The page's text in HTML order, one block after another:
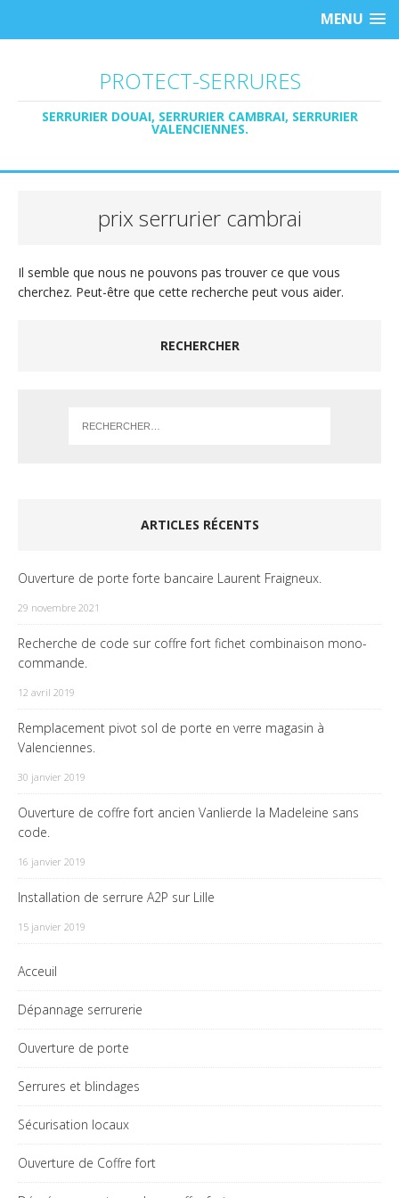
MENU
PROTECT-SERRURES
SERRURIER DOUAI, SERRURIER CAMBRAI, SERRURIER
VALENCIENNES.
prix serrurier cambrai
Il semble que nous ne pouvons pas trouver ce que vous
cherchez. Peut-être que cette recherche peut vous aider.
RECHERCHER
ARTICLES RÉCENTS
Ouverture de porte forte bancaire Laurent Fraigneux.
29 novembre 2021
Recherche de code sur coffre fort fichet combinaison mono-
commande.
12 avril 2019
Remplacement pivot sol de porte en verre magasin à
Valenciennes.
30 janvier 2019
Ouverture de coffre fort ancien Vanlierde la Madeleine sans
code.
16 janvier 2019
Installation de serrure A2P sur Lille
15 janvier 2019
Acceuil
Dépannage serrurerie
Ouverture de porte
Serrures et blindages
Sécurisation locaux
Ouverture de Coffre fort